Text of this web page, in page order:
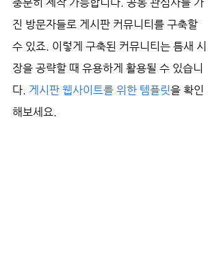
충분히 제작 가능합니다. 공통 관심사를 가
진 방문자들로 게시판 커뮤니티를 구축할
수 있죠. 이렇게 구축된 커뮤니티는 틈새 시
장을 공략할 때 유용하게 활용될 수 있습니
다. 게시판 웹사이트를 위한 템플릿을 확인
해보세요.